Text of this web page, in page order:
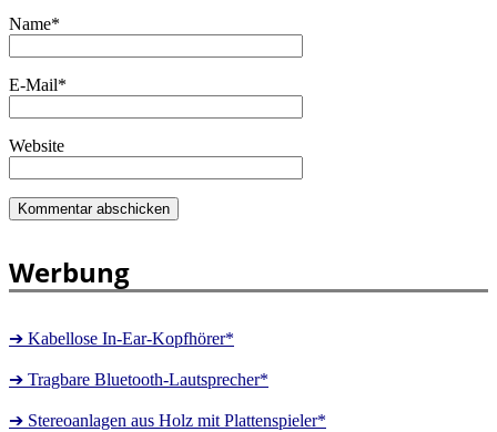
Name*
E-Mail*
Website
Werbung
➔ Kabellose In-Ear-Kopfhörer*
➔ Tragbare Bluetooth-Lautsprecher*
➔ Stereoanlagen aus Holz mit Plattenspieler*